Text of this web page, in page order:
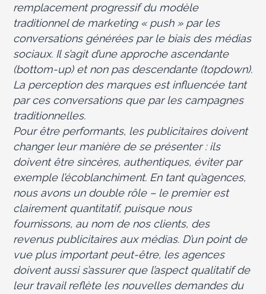
remplacement progressif du modèle
traditionnel de marketing « push » par les
conversations générées par le biais des médias
sociaux. Il s’agit d’une approche ascendante
(bottom-up) et non pas descendante (topdown).
La perception des marques est influencée tant
par ces conversations que par les campagnes
traditionnelles.
Pour être performants, les publicitaires doivent
changer leur manière de se présenter : ils
doivent être sincères, authentiques, éviter par
exemple l’écoblanchiment. En tant qu’agences,
nous avons un double rôle – le premier est
clairement quantitatif, puisque nous
fournissons, au nom de nos clients, des
revenus publicitaires aux médias. D’un point de
vue plus important peut-être, les agences
doivent aussi s’assurer que l’aspect qualitatif de
leur travail reflète les nouvelles demandes du